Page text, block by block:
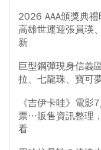
2026 AAA頒獎典
高雄世運迎張員瑛
新
巨型鋼彈現身信義
拉、七龍珠、寶可
《吉伊卡哇》電
票…販售資訊整理
看